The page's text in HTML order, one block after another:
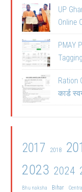
UP
Online
PMAY
Ration
कार्ड
2017 2018
2023 2024
Bhu naksha Bihar